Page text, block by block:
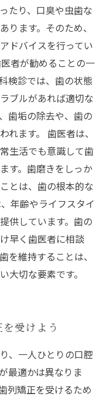
たり、口臭や虫歯な
ります。そのため、
ドバイスを行ってい
者が勧めることの一
検診では、歯の状態
ブルがあれば適切な
歯垢の除去や、歯の
れます。 歯医者は、
生活でも意識して歯
す。歯磨きをしっか
とは、歯の根本的な
年齢やライフスタイ
供しています。歯の
早く歯医者に相談
を維持することは、
大切な要素です。
受けよう
、一人ひとりの口腔
最適かは異なりま
列矯正を受けるため